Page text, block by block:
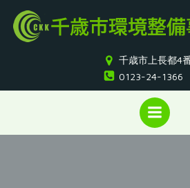
ン
ン
ツ
へ
ス
キ
千歳市上長都4
0123-24-1366